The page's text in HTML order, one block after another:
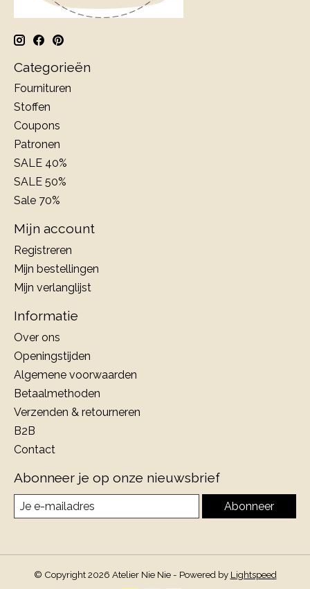
Categorieën
Fournituren
Stoffen
Coupons
Patronen
SALE 40%
SALE 50%
Sale 70%
Mijn account
Registreren
Mijn bestellingen
Mijn verlanglijst
Informatie
Over ons
Openingstijden
Algemene voorwaarden
Betaalmethoden
Verzenden & retourneren
B2B
Contact
Abonneer je op onze nieuwsbrief
Abonneer
© Copyright 2026 Atelier Nie Nie - Powered by Lightspeed